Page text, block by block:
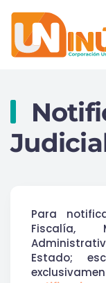
Skip to main
Para
Fiscalía,
Estado;